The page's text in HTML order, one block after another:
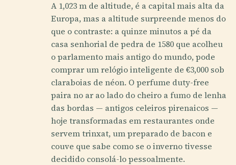
A 1,023 m de altitude, é a capital mais alta da
Europa, mas a altitude surpreende menos do
que o contraste: a quinze minutos a pé da
casa senhorial de pedra de 1580 que acolheu
o parlamento mais antigo do mundo, pode
comprar um relógio inteligente de €3,000 sob
claraboias de néon. O perfume duty-free
paira no ar ao lado do cheiro a fumo de lenha
das bordas — antigos celeiros pirenaicos —
hoje transformadas em restaurantes onde
servem trinxat, um preparado de bacon e
couve que sabe como se o inverno tivesse
decidido consolá-lo pessoalmente.